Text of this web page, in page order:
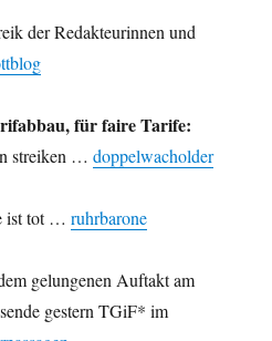
der Redakteurinnen und
für faire Tarife:
streiken …doppelwacholder
ist tot …ruhrbarone
gelungenen Auftakt am
gestern TGiF* im